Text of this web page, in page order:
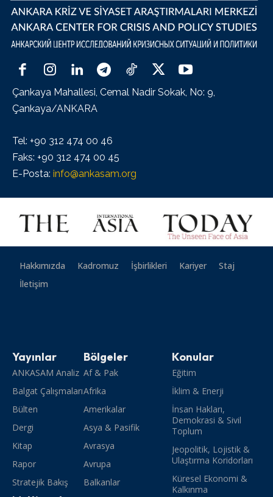
Çankaya Mahallesi, Cemal Nadir Sokak, No: 9,
Çankaya/ANKARA
Tel: +90 312 474 00 46
Faks: +90 312 474 00 45
E-Posta: info@ankasam.org
Hakkımızda Kadromuz İşbirlikleri Kariyer
Staj
İletişim
Yayınlar
ANKASAM Analiz
Balgat Çalışmaları
Bülten
Dergi
Kitap
Rapor
Stratejik Bakış
Bölgeler
Af & Pak
Afrika
Amerikalar
Asya & Pasifik
Avrasya
Avrupa
Balkanlar
Konular
Eğitim
İklim & Enerji
İnsan Hakları,
Demokrasi & Sivil
Toplum
Jeopolitik, Lojistik &
Ulaştırma Koridorları
Küresel Ekonomi &
Kalkınma